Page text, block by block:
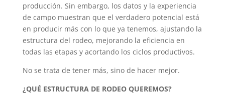
producción. Sin embargo, los datos y la experiencia
de campo muestran que el verdadero potencial está
en producir más con lo que ya tenemos, ajustando la
estructura del rodeo, mejorando la eficiencia en
todas las etapas y acortando los ciclos productivos.
No se trata de tener más, sino de hacer mejor.
¿QUÉ ESTRUCTURA DE RODEO QUEREMOS?